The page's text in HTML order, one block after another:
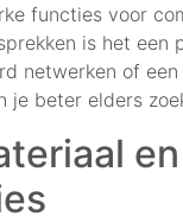
functies voor
is het een
netwerken of
je beter elders
en